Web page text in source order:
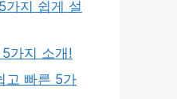
가지 쉽게 설
가지 소개!
고 빠른 5가